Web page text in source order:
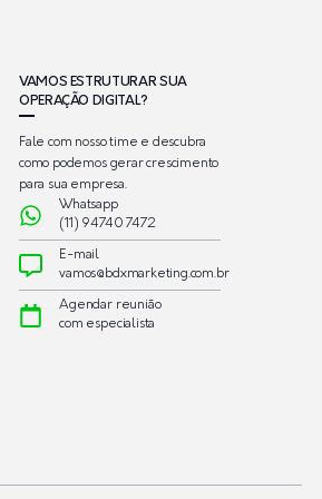
VAMOS ESTRUTURAR SUA
OPERAÇÃO DIGITAL?
Fale com nosso time e descubra
como podemos gerar crescimento
para sua empresa.
Whatsapp
(11) 94740 7472
E-mail
vamos@bdxmarketing.com.br
Agendar reunião
com especialista